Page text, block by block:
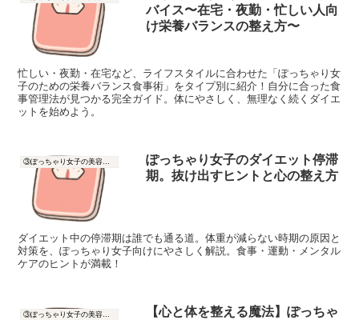
バイス〜在宅・夜勤・忙しい人向
け栄養バランスの整え方〜
忙しい・夜勤・在宅など、ライフスタイルに合わせた「ぽっちゃり女
子のための栄養バランス食事術」をタイプ別に紹介！自分に合った食
事管理法が見つかる完全ガイド。体にやさしく、無理なく続くダイエ
ットを始めよう。
③ぽっちゃり女子の美容と健康
ぽっちゃり女子のダイエット停滞
期。抜け出すヒントと心の整え方
ダイエット中の停滞期は誰でも通る道。体重が減らない時期の原因と
対策を、ぽっちゃり女子向けにやさしく解説。食事・運動・メンタル
ケアのヒントが満載！
③ぽっちゃり女子の美容と健康
【心と体を整える魔法】ぽっちゃ